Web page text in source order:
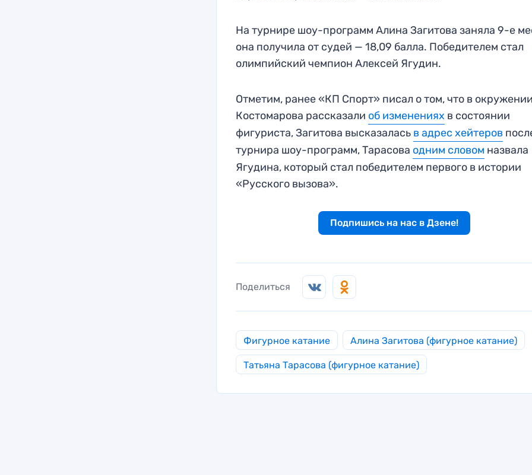
На турнире шоу-программ Алина Загитова заняла 9-е
она получила от судей — 18,09 балла. Победителем стал
олимпийский чемпион Алексей Ягудин.
Отметим, ранее «КП Спорт» писал о том, что в
Костомарова рассказали об изменениях в состоянии
фигуриста, Загитова высказалась в адрес хейтеров
турнира шоу-программ, Тарасова одним словом назвала
Ягудина, который стал победителем первого в истории
«Русского вызова».
Подпишись на нас в Дзене!
Поделиться
Фигурное катание Алина Загитова (фигурное катание)
Татьяна Тарасова (фигурное катание)